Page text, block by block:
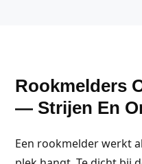
Rookmelders
— Strijen En
Een rookmelder werkt